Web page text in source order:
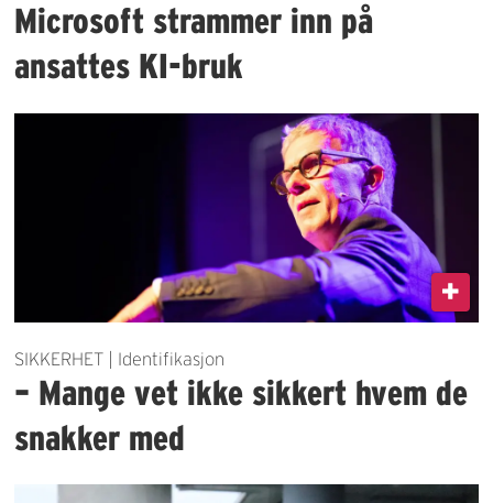
Microsoft strammer inn på
ansattes KI-bruk
SIKKERHET | Identifikasjon
– Mange vet ikke sikkert hvem de
snakker med